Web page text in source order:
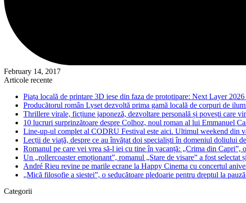
February 14, 2017
Articole recente
Piața locală de printare 3D iese din faza de prototipare: Next Layer
Producătorul român Lyset dezvoltă prima gamă locală de corpuri de
Thrillere virale, ficțiune japoneză, dezvoltare personală și povești care
10 lucruri surprinzătoare despre Colhoz, noul roman al lui Emmanuel
Line-up-ul complet al CODRU Festival este aici. Ultimul weekend din
Lecții de viață, despre ce au învățat doi specialiști în domeniul doliului
Romanul pe care vei vrea să-l iei cu tine în vacanță: „Crima din Capri”,
Un „rollercoaster emoționant”, romanul „Stare de visare” a fost
André Rieu revine pe marile ecrane la Happy Cinema cu concertul
„Mică filosofie a siestei”, o seducătoare pledoarie pentru dreptul la
Categorii